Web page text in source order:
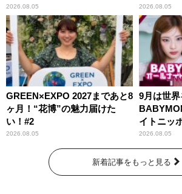
ッズ発売
2026.08.05
紹介
2026.08.05
GREEN×EXPO 2027まであと8
ヶ月！“花博”の魅力届けた
い！#2
2026.08.05
9月は世
イトニッ
わりパー
2026.08.05
新着記事をもっと見る